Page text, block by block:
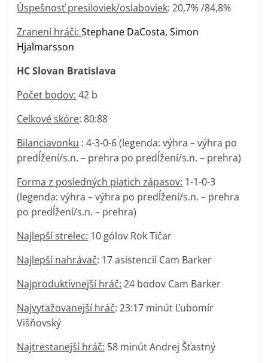
Úspešnosť presiloviek/oslaboviek: 20,7% /84,8%
Zranení hráči:Stephane DaCosta, Simon
Hjalmarsson
HC Slovan Bratislava
Počet bodov: 42 b
Celkové skóre: 80:88
Bilanciavonku : 4-3-0-6 (legenda: výhra – výhra po
predĺžení/s.n. – prehra po predĺžení/s.n. – prehra)
Forma z posledných piatich zápasov: 1-1-0-3
(legenda: výhra – výhra po predĺžení/s.n. – prehra
po predĺžení/s.n. – prehra)
Najlepší strelec: 10 gólov Rok Tičar
Najlepší nahrávač: 17 asistencií Cam Barker
Najproduktívnejší hráč: 24 bodov Cam Barker
Najvyťažovanejší hráč: 23:17 minút Ľubomír
Višňovský
Najtrestanejší hráč: 58 minút Andrej Šťastný